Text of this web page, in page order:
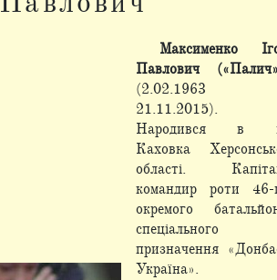
Максименко
Павлович
(2.02.1963
21.11.2015).
Народився в
Каховка
області.
командир роти 46-
окремого
спеціального
призначення
Україна».